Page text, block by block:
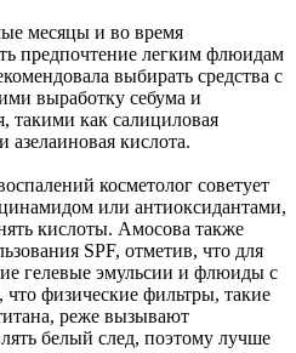
месяцы и во время
предпочтение легким флюидам
выбирать средства с
выработку себума и
как салициловая
кислота.
косметолог советует
или антиоксидантами,
кислоты. Амосова также
SPF, отметив, что для
гелевые эмульсии и флюиды с
физические фильтры, такие
реже вызывают
белый след, поэтому лучше